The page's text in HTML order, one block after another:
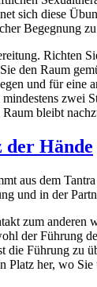
sich diese
Begegnung
Richten
den Raum
und für eine
zwei
bleibt
der Hände
aus dem
und in der
zum anderen
der Führung
die Führung zu
Platz her, wo